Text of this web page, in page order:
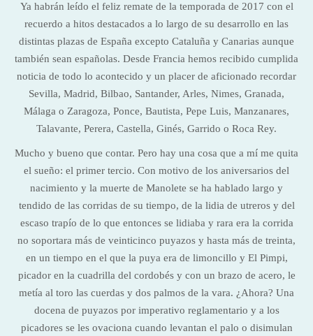
Ya habrán leído el feliz remate de la temporada de 2017 con el
recuerdo a hitos destacados a lo largo de su desarrollo en las
distintas plazas de España excepto Cataluña y Canarias aunque
también sean españolas. Desde Francia hemos recibido cumplida
noticia de todo lo acontecido y un placer de aficionado recordar
Sevilla, Madrid, Bilbao, Santander, Arles, Nimes, Granada,
Málaga o Zaragoza, Ponce, Bautista, Pepe Luis, Manzanares,
Talavante, Perera, Castella, Ginés, Garrido o Roca Rey.
Mucho y bueno que contar. Pero hay una cosa que a mí me quita
el sueño: el primer tercio. Con motivo de los aniversarios del
nacimiento y la muerte de Manolete se ha hablado largo y
tendido de las corridas de su tiempo, de la lidia de utreros y del
escaso trapío de lo que entonces se lidiaba y rara era la corrida
no soportara más de veinticinco puyazos y hasta más de treinta,
en un tiempo en el que la puya era de limoncillo y El Pimpi,
picador en la cuadrilla del cordobés y con un brazo de acero, le
metía al toro las cuerdas y dos palmos de la vara. ¿Ahora? Una
docena de puyazos por imperativo reglamentario y a los
picadores se les ovaciona cuando levantan el palo o disimulan